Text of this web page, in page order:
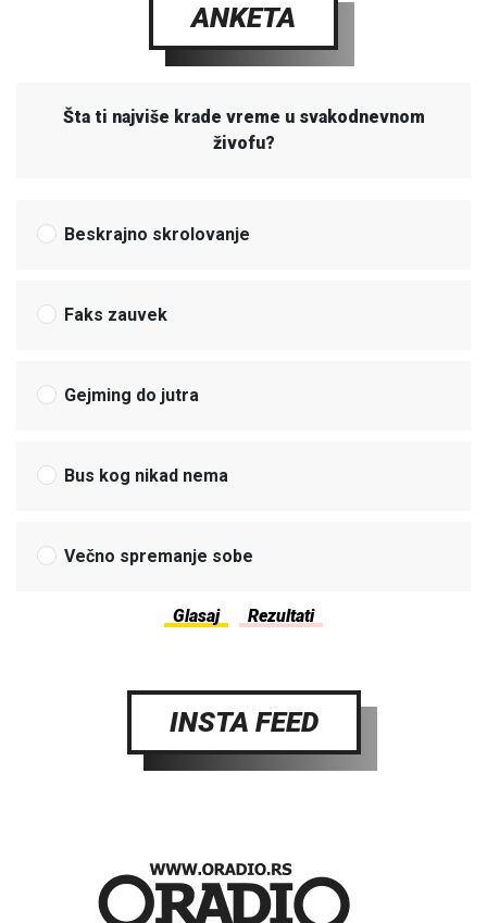
ANKETA
Šta ti najviše krade vreme u svakodnevnom
živofu?
Beskrajno skrolovanje
Faks zauvek
Gejming do jutra
Bus kog nikad nema
Večno spremanje sobe
INSTA FEED